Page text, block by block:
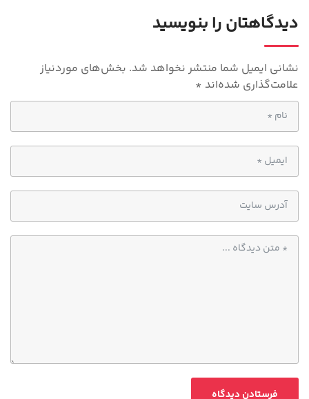
p
p
دیدگاهتان را بنویسید
نشانی ایمیل شما منتشر نخواهد شد. بخش‌های موردنیاز
علامت‌گذاری شده‌اند *